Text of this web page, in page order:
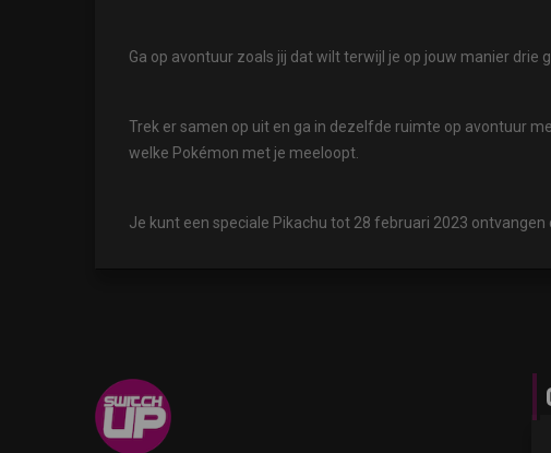
Ga op avontuur zoals jij dat wilt terwijl je op jouw manier drie
Trek er samen op uit en ga in dezelfde ruimte op avontuur
welke Pokémon met je meeloopt.
Je kunt een speciale Pikachu tot 28 februari 2023 ontvangen